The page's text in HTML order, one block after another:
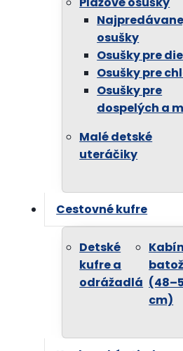
osušky
Osušky pre
Osušky pre
Osušky pre
dospelých a
Malé detské
uteráčiky
Cestovné kufre
Detské
kufre a
odrážadlá
cm)